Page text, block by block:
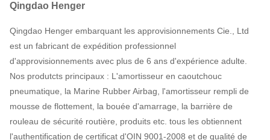
Qingdao Henger
Qingdao Henger embarquant les approvisionnements Cie., Ltd
est un fabricant de expédition professionnel
d'approvisionnements avec plus de 6 ans d'expérience adulte.
Nos produtcts principaux : L'amortisseur en caoutchouc
pneumatique, la Marine Rubber Airbag, l'amortisseur rempli de
mousse de flottement, la bouée d'amarrage, la barrière de
rouleau de sécurité routière, produits etc. tous les obtiennent
l'authentification de certificat d'OIN 9001-2008 et de qualité de